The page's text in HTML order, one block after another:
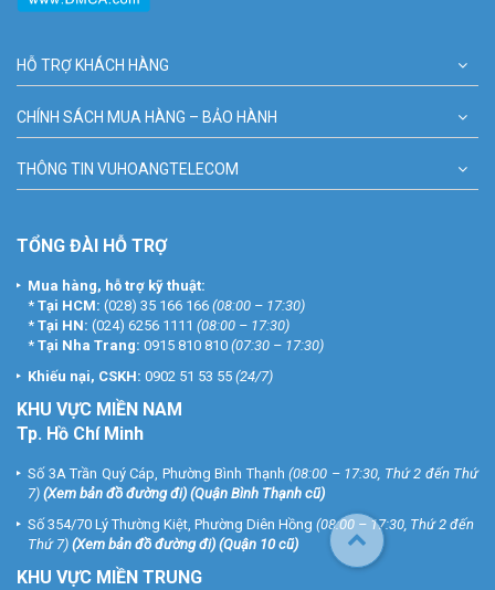
HỖ TRỢ KHÁCH HÀNG
CHÍNH SÁCH MUA HÀNG – BẢO HÀNH
THÔNG TIN VUHOANGTELECOM
TỔNG ĐÀI HỖ TRỢ
Mua hàng, hỗ trợ kỹ thuật:
* Tại HCM: (028) 35 166 166 (08:00 – 17:30)
* Tại HN: (024) 6256 1111 (08:00 – 17:30)
* Tại Nha Trang: 0915 810 810 (07:30 – 17:30)
Khiếu nại, CSKH: 0902 51 53 55 (24/7)
KHU VỰC MIỀN NAM
Tp. Hồ Chí Minh
Số 3A Trần Quý Cáp, Phường Bình Thạnh (08:00 – 17:30, Thứ 2 đến Thứ
7) (Xem bản đồ đường đi) (Quận Bình Thạnh cũ)
Số 354/70 Lý Thường Kiệt, Phường Diên Hồng (08:00 – 17:30, Thứ 2 đến
Thứ 7) (Xem bản đồ đường đi) (Quận 10 cũ)
KHU VỰC MIỀN TRUNG